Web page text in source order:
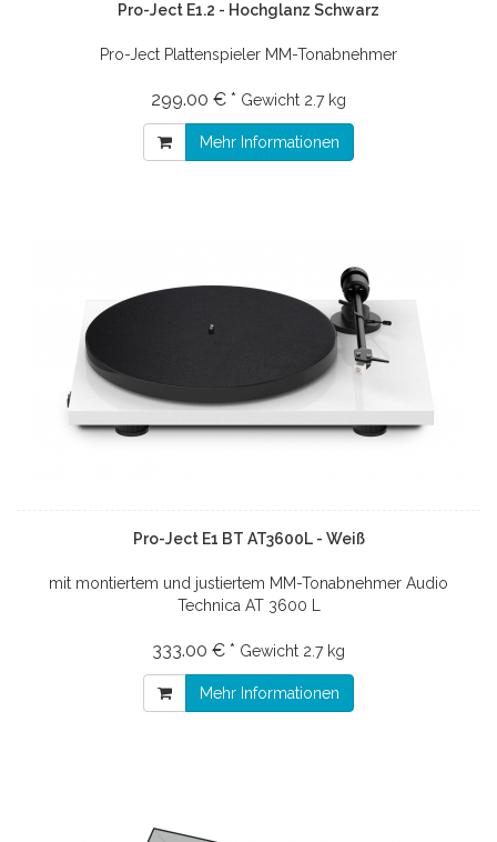
Pro-Ject E1.2 - Hochglanz Schwarz
Pro-Ject Plattenspieler MM-Tonabnehmer
299.00 € * Gewicht 2.7 kg
Mehr Informationen
Pro-Ject E1 BT AT3600L - Weiß
mit montiertem und justiertem MM-Tonabnehmer Audio
Technica AT 3600 L
333.00 € * Gewicht 2.7 kg
Mehr Informationen